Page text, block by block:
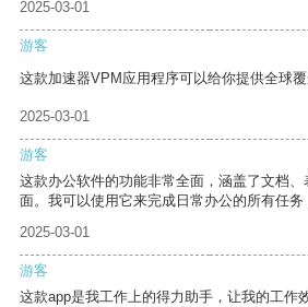
2025-03-01
游客
这款加速器VPM应用程序可以给你提供全球覆
2025-03-01
游客
这款办公软件的功能非常全面，涵盖了文档
面。我可以使用它来完成日常办公的所有任务
2025-03-01
游客
这款app是我工作上的得力助手，让我的工作